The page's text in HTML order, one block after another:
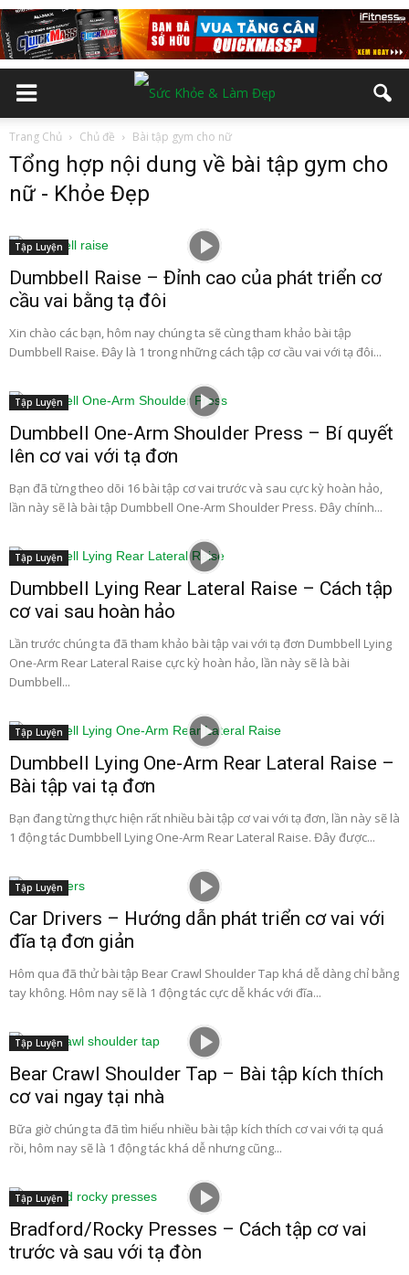
Trang Chủ Chủ đề Bài tập gym cho nữ
Tổng hợp nội dung về bài tập gym cho
nữ - Khỏe Đẹp
Tập Luyện
Dumbbell Raise – Đỉnh cao của phát triển cơ
cầu vai bằng tạ đôi
Xin chào các bạn, hôm nay chúng ta sẽ cùng tham khảo bài tập
Dumbbell Raise. Đây là 1 trong những cách tập cơ cầu vai với tạ đôi...
Tập Luyện
Dumbbell One-Arm Shoulder Press – Bí quyết
lên cơ vai với tạ đơn
Bạn đã từng theo dõi 16 bài tập cơ vai trước và sau cực kỳ hoàn hảo,
lần này sẽ là bài tập Dumbbell One-Arm Shoulder Press. Đây chính...
Tập Luyện
Dumbbell Lying Rear Lateral Raise – Cách tập
cơ vai sau hoàn hảo
Lần trước chúng ta đã tham khảo bài tập vai với tạ đơn Dumbbell Lying
One-Arm Rear Lateral Raise cực kỳ hoàn hảo, lần này sẽ là bài
Dumbbell...
Tập Luyện
Dumbbell Lying One-Arm Rear Lateral Raise –
Bài tập vai tạ đơn
Bạn đang từng thực hiện rất nhiều bài tập cơ vai với tạ đơn, lần này sẽ là
1 động tác Dumbbell Lying One-Arm Rear Lateral Raise. Đây được...
Tập Luyện
Car Drivers – Hướng dẫn phát triển cơ vai với
đĩa tạ đơn giản
Hôm qua đã thử bài tập Bear Crawl Shoulder Tap khá dễ dàng chỉ bằng
tay không. Hôm nay sẽ là 1 động tác cực dễ khác với đĩa...
Tập Luyện
Bear Crawl Shoulder Tap – Bài tập kích thích
cơ vai ngay tại nhà
Bữa giờ chúng ta đã tìm hiểu nhiều bài tập kích thích cơ vai với tạ quá
rồi, hôm nay sẽ là 1 động tác khá dễ nhưng cũng...
Tập Luyện
Bradford/Rocky Presses – Cách tập cơ vai
trước và sau với tạ đòn